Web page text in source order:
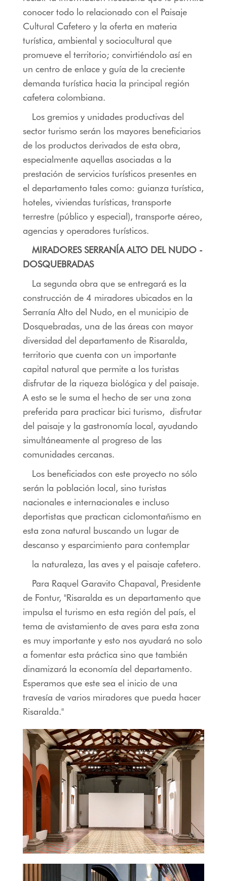
conocer todo lo relacionado con el Paisaje
Cultural Cafetero y la oferta en materia
turística, ambiental y sociocultural que
promueve el territorio; convirtiéndolo así en
un centro de enlace y guía de la creciente
demanda turística hacia la principal región
cafetera colombiana.
Los gremios y unidades productivas del
sector turismo serán los mayores beneficiarios
de los productos derivados de esta obra,
especialmente aquellas asociadas a la
prestación de servicios turísticos presentes en
el departamento tales como: guianza turística,
hoteles, viviendas turísticas, transporte
terrestre (público y especial), transporte aéreo,
agencias y operadores turísticos.
MIRADORES SERRANÍA ALTO DEL NUDO -
DOSQUEBRADAS
La segunda obra que se entregará es la
construcción de 4 miradores ubicados en la
Serranía Alto del Nudo, en el municipio de
Dosquebradas, una de las áreas con mayor
diversidad del departamento de Risaralda,
territorio que cuenta con un importante
capital natural que permite a los turistas
disfrutar de la riqueza biológica y del paisaje.
A esto se le suma el hecho de ser una zona
preferida para practicar bici turismo, disfrutar
del paisaje y la gastronomía local, ayudando
simultáneamente al progreso de las
comunidades cercanas.
Los beneficiados con este proyecto no sólo
serán la población local, sino turistas
nacionales e internacionales e incluso
deportistas que practican ciclomontañismo en
esta zona natural buscando un lugar de
descanso y esparcimiento para contemplar
la naturaleza, las aves y el paisaje cafetero.
Para Raquel Garavito Chapaval, Presidente
de Fontur, "Risaralda es un departamento que
impulsa el turismo en esta región del país, el
tema de avistamiento de aves para esta zona
es muy importante y esto nos ayudará no solo
a fomentar esta práctica sino que también
dinamizará la economía del departamento.
Esperamos que este sea el inicio de una
travesía de varios miradores que pueda hacer
Risaralda."